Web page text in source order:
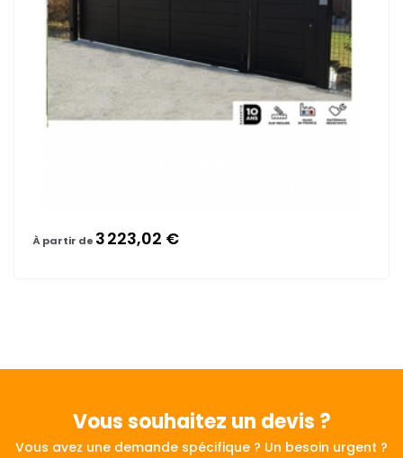
À partir de 3 223,02 €
Vous souhaitez un devis ?
Vous avez une demande spécifique ? Un besoin urgent ?